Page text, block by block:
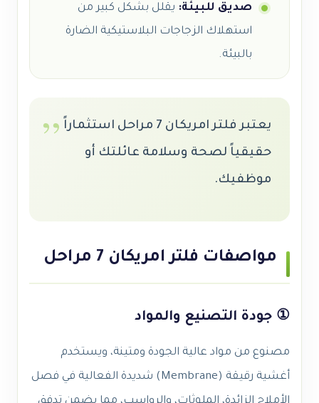
صديق للبيئة: يقلل بشكل كبير من
استهلاك الزجاجات البلاستيكية الضارة
بالبيئة.
يعتبر فلتر امريكان 7 مراحل استثماراً
حقيقياً لصحة وسلامة عائلتك أو
موظفيك.
مواصفات فلتر امريكان 7 مراحل
① جودة التصنيع والمواد
مصنوع من مواد عالية الجودة ومتينة، ويستخدم
أغشية رقيقة (Membrane) شديدة الفعالية في فصل